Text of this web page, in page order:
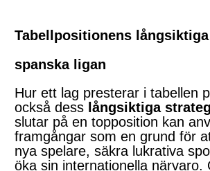
Tabellpositionens
spanska ligan
Hur ett lag presterar i tabellen
också dess långsiktiga
slutar på en topposition kan
framgångar som en grund för
nya spelare, säkra lukrativa
öka sin internationella närvaro.